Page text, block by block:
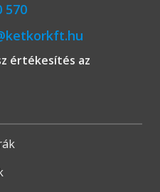
570
értékesítés az